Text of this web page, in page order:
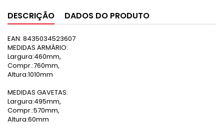
DESCRIÇÃO DADOS DO PRODUTO
EAN: 8435034523607
MEDIDAS ARMÁRIO:
Largura:460mm,
Compr.:760mm,
Altura:1010mm
MEDIDAS GAVETAS:
Largura:495mm,
Compr.:570mm,
Altura:60mm